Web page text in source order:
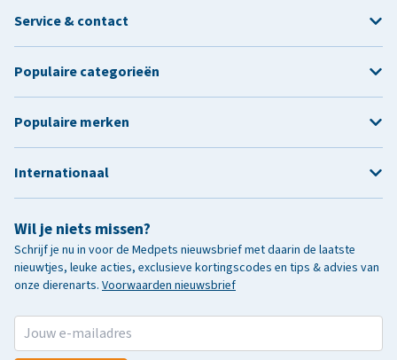
Wil je niets missen?
Schrijf je nu in voor de Medpets nieuwsbrief met daarin de laatste
nieuwtjes, leuke acties, exclusieve kortingscodes en tips & advies van
onze dierenarts. Voorwaarden nieuwsbrief
Service & contact
Populaire categorieën
Populaire merken
Internationaal